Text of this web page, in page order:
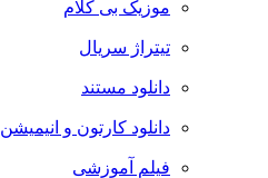
موزیک بی کلام
تیتراژ سریال
دانلود مستند
دانلود کارتون و انیمیشن
فیلم آموزشی